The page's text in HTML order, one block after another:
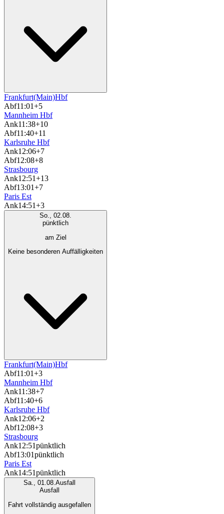
Frankfurt(Main)Hbf
Abf11:01+5
Mannheim Hbf
Ank11:38+10
Abf11:40+11
Karlsruhe Hbf
Ank12:06+7
Abf12:08+8
Strasbourg
Ank12:51+13
Abf13:01+7
Paris Est
Ank14:51+3
So., 02.08.
pünktlich
am Ziel
Keine besonderen Auffälligkeiten
Frankfurt(Main)Hbf
Abf11:01+3
Mannheim Hbf
Ank11:38+7
Abf11:40+6
Karlsruhe Hbf
Ank12:06+2
Abf12:08+3
Strasbourg
Ank12:51pünktlich
Abf13:01pünktlich
Paris Est
Ank14:51pünktlich
Sa., 01.08.Ausfall
Ausfall
Fahrt vollständig ausgefallen